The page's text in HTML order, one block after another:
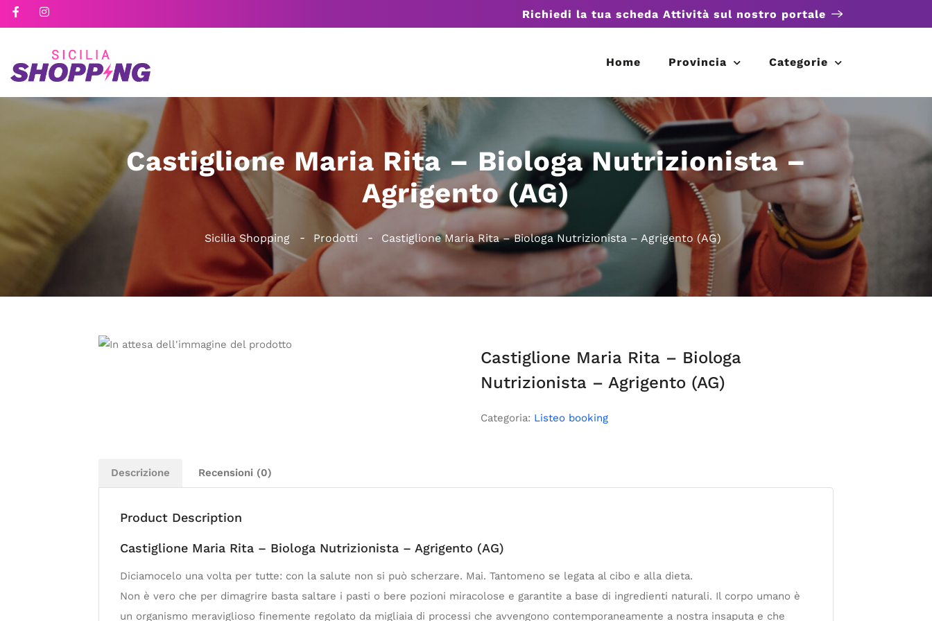
Richiedi la tua scheda Attività sul nostro portale
Home Provincia Categorie
Castiglione Maria Rita – Biologa Nutrizionista –
Agrigento (AG)
Sicilia Shopping Prodotti Castiglione Maria Rita – Biologa Nutrizionista – Agrigento (AG)
Castiglione Maria Rita – Biologa
Nutrizionista – Agrigento (AG)
Categoria: Listeo booking
Descrizione Recensioni (0)
Product Description
Castiglione Maria Rita – Biologa Nutrizionista – Agrigento (AG)
Diciamocelo una volta per tutte: con la salute non si può scherzare. Mai. Tantomeno se legata al cibo e alla dieta.
Non è vero che per dimagrire basta saltare i pasti o bere pozioni miracolose e garantite a base di ingredienti naturali. Il corpo umano è
un organismo meraviglioso finemente regolato da migliaia di processi che avvengono contemporaneamente a nostra insaputa e che